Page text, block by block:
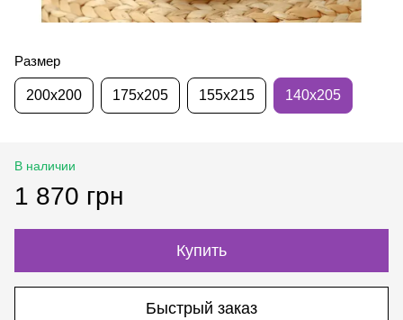
Размер
200х200 175х205 155х215 140х205
В наличии
1 870 грн
Купить
Быстрый заказ